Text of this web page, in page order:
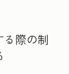
る際の制